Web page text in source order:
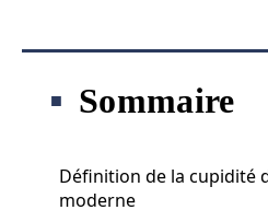
Sommaire
Définition de la cupidité
moderne